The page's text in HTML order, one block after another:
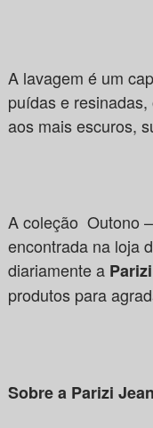
A lavagem é um
puídas e
aos mais escuros,
A coleção Outono
encontrada na loja
diariamente a
produtos para
Sobre a Parizi